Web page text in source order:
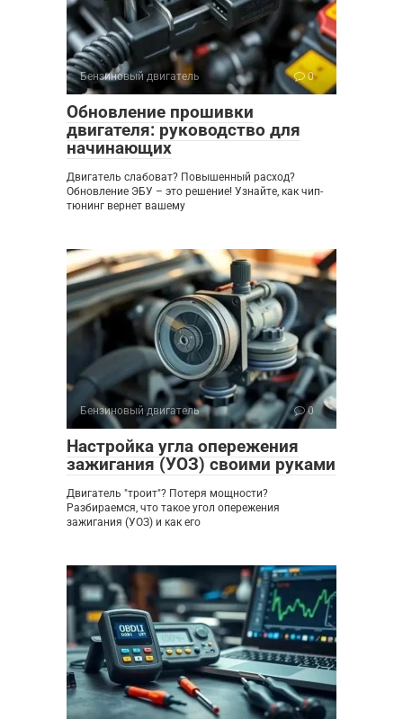
Бензиновый двигатель 0
Обновление прошивки
двигателя: руководство для
начинающих
Двигатель слабоват? Повышенный расход?
Обновление ЭБУ – это решение! Узнайте, как чип-
тюнинг вернет вашему
Бензиновый двигатель 0
Настройка угла опережения
зажигания (УОЗ) своими руками
Двигатель "троит"? Потеря мощности?
Разбираемся, что такое угол опережения
зажигания (УОЗ) и как его